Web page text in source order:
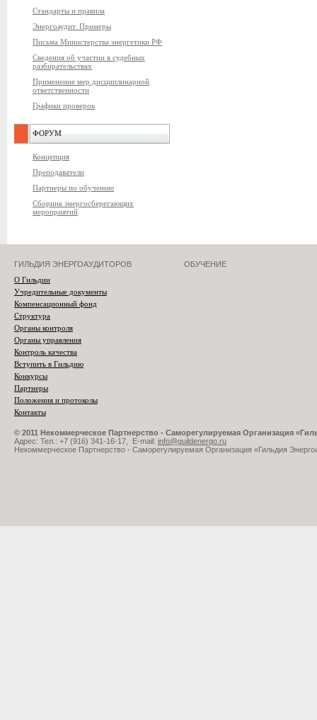
Стандарты и правила
Энергоаудит. Примеры
Письма Министерства энергетики РФ
Сведения об участии в судебных
разбирательствах
Применение мер дисциплинарной
ответственности
Графики проверок
ФОРУМ
Концепция
Преподаватели
Партнеры по обучению
Сборник энергосберегающих
мероприятий
ГИЛЬДИЯ ЭНЕРГОАУДИТОРОВ
О Гильдии
Учредительные документы
Компенсационный фонд
Структура
Органы контроля
Органы управления
Контроль качества
Вступить в Гильдию
Конкурсы
Партнеры
Положения и протоколы
Контакты
ОБУЧЕНИЕ
© 2011 Некоммерческое Партнерство - Саморегулируемая Организация
Адрес: Тел.: +7 (916) 341-16-17, E-mail: info@guildenergo.ru
Некоммерческое Партнерство - Саморегулируемая Организация «Гильдия